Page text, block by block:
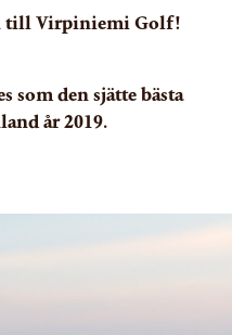
till Virpiniemi Golf!
den sjätte bästa
år 2019.